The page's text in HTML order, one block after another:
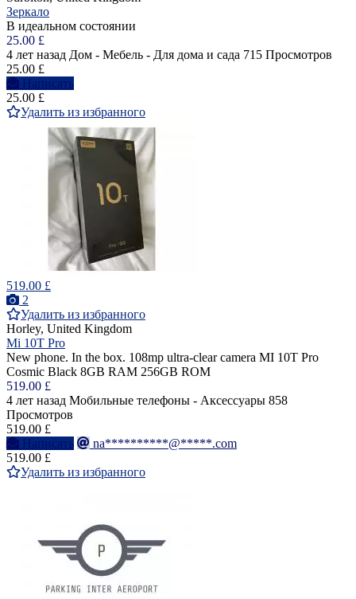
Зеркало
В идеальном состоянии
25.00 £
4 лет назад Дом - Мебель - Для дома и сада 715 Просмотров
25.00 £
Написать
25.00 £
Удалить из избранного
519.00 £
2
Удалить из избранного
Horley, United Kingdom
Mi 10T Pro
New phone. In the box. 108mp ultra-clear camera MI 10T Pro
Cosmic Black 8GB RAM 256GB ROM
519.00 £
4 лет назад Мобильные телефоны - Аксессуары 858
Просмотров
519.00 £
Написать
na**********@*****.com
519.00 £
Удалить из избранного